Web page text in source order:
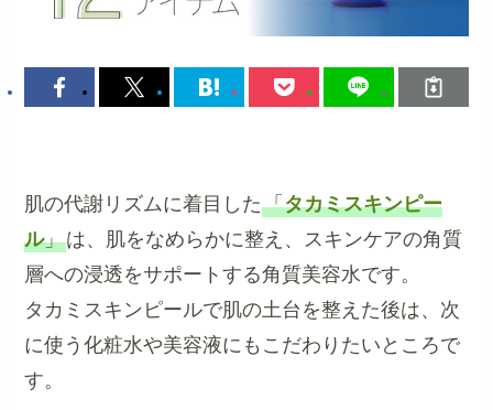
肌の代謝リズムに着目した「タカミスキンピー
ル」は、肌をなめらかに整え、スキンケアの角質
層への浸透をサポートする角質美容水です。
タカミスキンピールで肌の土台を整えた後は、次
に使う化粧水や美容液にもこだわりたいところで
す。